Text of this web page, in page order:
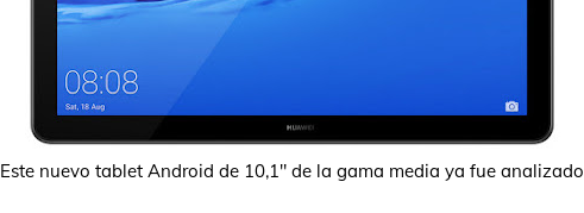
Este nuevo tablet Android de 10,1" de la gama media ya fue analizado